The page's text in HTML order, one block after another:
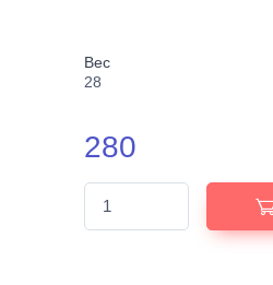
Вес
28
280